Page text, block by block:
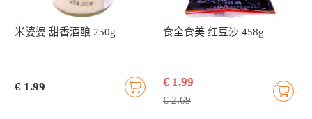
米婆婆 甜香酒酿 250g
€ 1.99
食全食美 红豆沙 458g
€ 1.99
€ 2.69